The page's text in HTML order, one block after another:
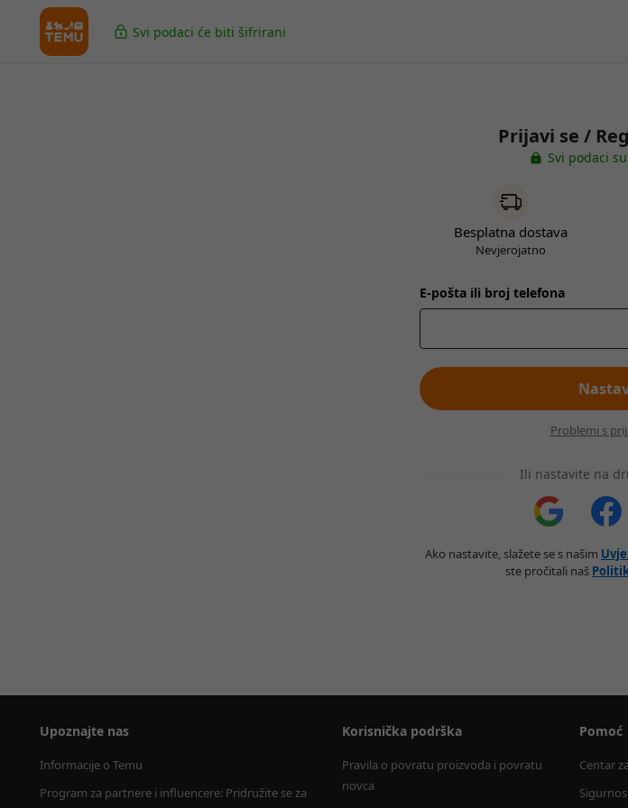
Svi podaci će biti šifrirani
Prijavi se /
Svi podaci
Besplatna dostava
Nevjerojatno
E-pošta ili broj telefona
Problemi s
Ili nastavite na
Ako nastavite, slažete se s našim
ste pročitali naš
Upoznajte nas
Informacije o Temu
Program za partnere i influencere: Pridružite se za
Korisnička podrška
Pravila o povratu proizvoda i povratu
novca
Pomoć
Centar